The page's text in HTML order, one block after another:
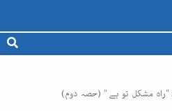
"راہ مشکل تو ہے " (حصہ دوم)